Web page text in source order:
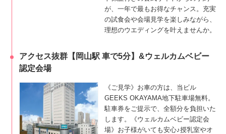
が、一年で最もお得なチャンス。充実
の試食会や会場見学を楽しみながら、
理想のウエディングを叶えませんか。
アクセス抜群【岡山駅 車で5分】&ウェルカムベビー
認定会場
《ご見学》お車の方は、当ビル
GEEKS OKAYAMA地下駐車場無料。
駐車券をご提示で、全額分を負担いた
します。《ウェルカムベビー認定会
場》お子様がいても安心♪授乳室やオ